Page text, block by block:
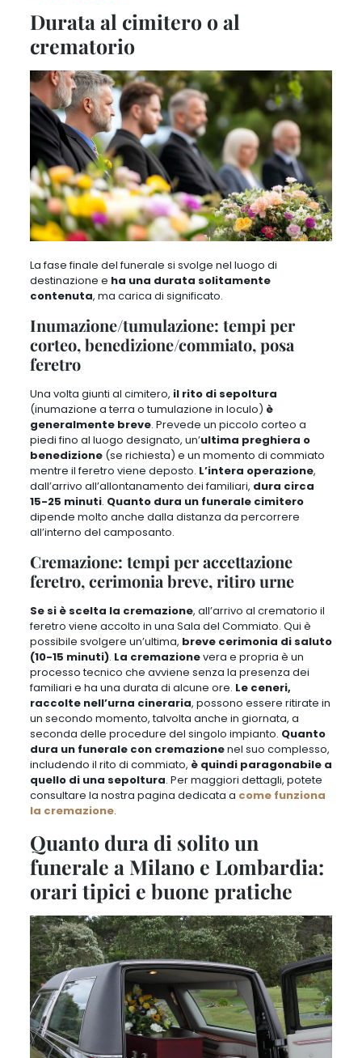
Durata al cimitero o al
crematorio
La fase finale del funerale si svolge nel luogo di
destinazione e ha una durata solitamente
contenuta, ma carica di significato.
Inumazione/tumulazione: tempi per
corteo, benedizione/commiato, posa
feretro
Una volta giunti al cimitero, il rito di sepoltura
(inumazione a terra o tumulazione in loculo) è
generalmente breve. Prevede un piccolo corteo a
piedifino al luogo designato, un’ultima preghiera o
benedizione(se richiesta) e un momento di commiato
mentre il feretro viene deposto. L’intera operazione,
dall’arrivo all’allontanamento dei familiari, dura circa
15-25 minuti. Quanto dura un funerale cimitero
dipende molto anche dalla distanza da percorrere
all’interno del camposanto.
Cremazione: tempi per accettazione
feretro, cerimonia breve, ritiro urne
Se si è scelta la cremazione, all’arrivo al crematorio il
feretro viene accolto in una Sala del Commiato. Qui è
possibile svolgere un’ultima, breve cerimonia di saluto
(10-15 minuti). La cremazionevera e propria è un
processo tecnico che avviene senza la presenza dei
familiari e ha una durata di alcune ore. Le ceneri,
raccolte nell’urna cineraria, possono essere ritirate in
un secondo momento, talvolta anche in giornata, a
seconda delle procedure del singolo impianto. Quanto
dura un funerale con cremazionenel suo complesso,
includendo il rito di commiato, è quindi paragonabile a
quello di una sepoltura. Per maggiori dettagli, potete
consultare la nostra pagina dedicata a come funziona
la cremazione.
Quanto dura di solito un
funerale a Milano e Lombardia:
orari tipici e buone pratiche